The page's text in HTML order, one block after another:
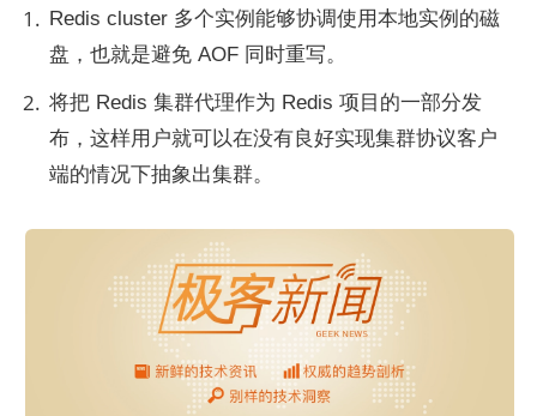
Redis cluster 多个实例能够协调使用本地实例的磁
盘，也就是避免 AOF 同时重写。
将把 Redis 集群代理作为 Redis 项目的一部分发
布，这样用户就可以在没有良好实现集群协议客户
端的情况下抽象出集群。